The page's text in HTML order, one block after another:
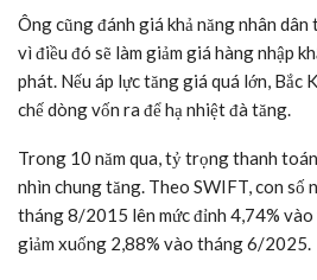
Ông cũng đánh giá khả năng nhân dân
vì điều đó sẽ làm giảm giá hàng nhập
phát. Nếu áp lực tăng giá quá lớn, Bắc
chế dòng vốn ra để hạ nhiệt đà tăng.
Trong 10 năm qua, tỷ trọng thanh
nhìn chung tăng. Theo SWIFT, con số
tháng 8/2015 lên mức đỉnh 4,74%
giảm xuống 2,88% vào tháng 6/2025.